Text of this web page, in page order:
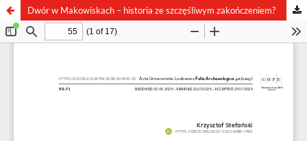
Dwór w Makowiskach – historia ze szczęśliwym zakończeniem?